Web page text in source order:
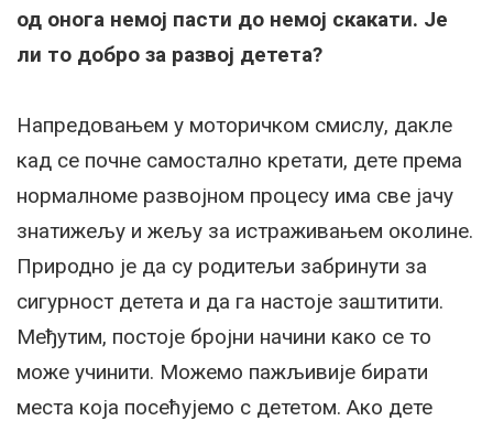
од онога немој пасти до немој скакати. Је
ли то добро за развој детета?
Напредовањем у моторичком смислу, дакле
кад се почне самостално кретати, дете према
нормалноме развојном процесу има све јачу
знатижељу и жељу за истраживањем околине.
Природно је да су родитељи забринути за
сигурност детета и да га настоје заштитити.
Међутим, постоје бројни начини како се то
може учинити. Можемо пажљивије бирати
места која посећујемо с дететом. Ако дете